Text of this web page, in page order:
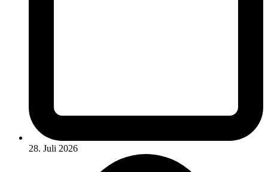
28. Juli 2026